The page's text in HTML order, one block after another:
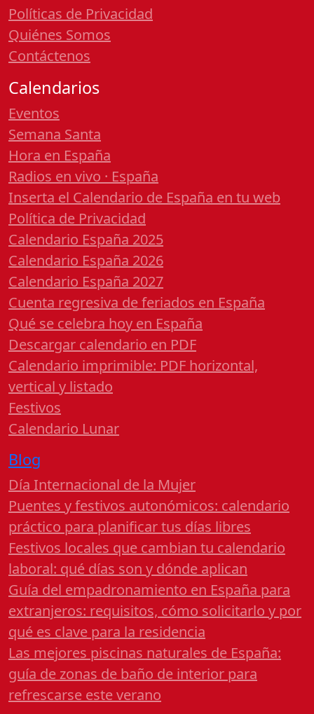
Políticas de Privacidad
Quiénes Somos
Contáctenos
Calendarios
Eventos
Semana Santa
Hora en España
Radios en vivo · España
Inserta el Calendario de España en tu web
Política de Privacidad
Calendario España 2025
Calendario España 2026
Calendario España 2027
Cuenta regresiva de feriados en España
Qué se celebra hoy en España
Descargar calendario en PDF
Calendario imprimible: PDF horizontal,
vertical y listado
Festivos
Calendario Lunar
Blog
Día Internacional de la Mujer
Puentes y festivos autonómicos: calendario
práctico para planificar tus días libres
Festivos locales que cambian tu calendario
laboral: qué días son y dónde aplican
Guía del empadronamiento en España para
extranjeros: requisitos, cómo solicitarlo y por
qué es clave para la residencia
Las mejores piscinas naturales de España:
guía de zonas de baño de interior para
refrescarse este verano